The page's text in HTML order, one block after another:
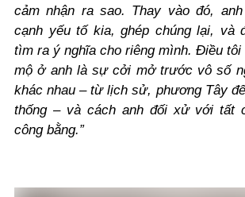
cảm nhận ra sao. Thay vào đó,
cạnh yếu tố kia, ghép chúng lại, và
tìm ra ý nghĩa cho riêng mình. Điều
mộ ở anh là sự cởi mở trước vô số
khác nhau – từ lịch sử, phương Tây
thống – và cách anh đối xử với tất
công bằng.”